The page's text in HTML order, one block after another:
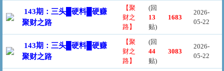
143期：三头█硬料█硬赚
聚财之路
【聚
财之
路】
(回
13
贴)
1683
2026-
05-22
143期：三头█硬料█硬赚
聚财之路
【聚
财之
路】
(回
44
贴)
3083
2026-
05-22